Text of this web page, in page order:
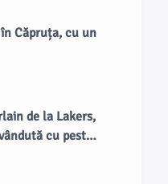
Căpruța, cu un
de la Lakers,
cu peste